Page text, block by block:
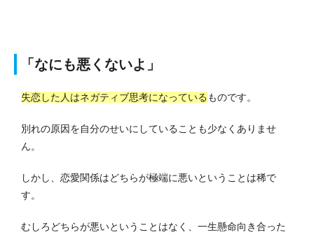
「なにも悪くないよ」
失恋した人はネガティブ思考になっている ものです。
別れの原因を自分のせいにしていることも少なくありませ
ん。
しかし、恋愛関係はどちらが極端に悪いということは稀で
す。
むしろどちらが悪いということはなく、一生懸命向き合った